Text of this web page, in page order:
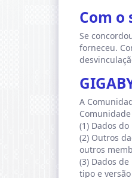
Com o
Se
forneceu.
A
(1) Dados
(2) Outros
outros
(3) Dados
tipo e